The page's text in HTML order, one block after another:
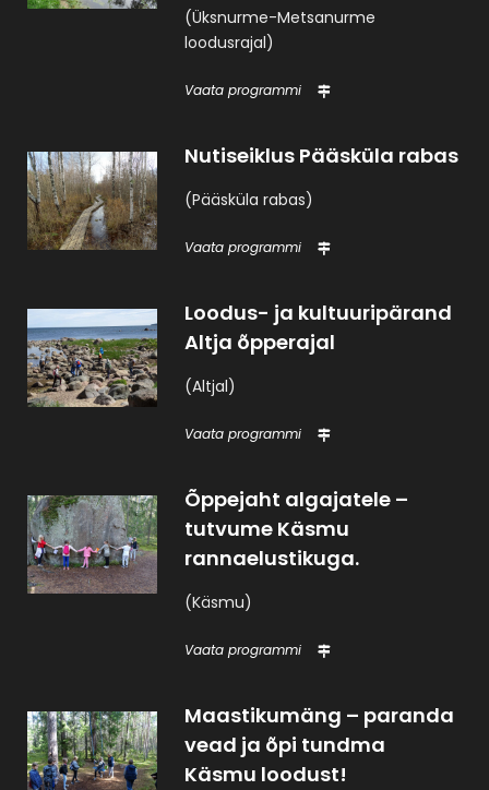
(Üksnurme-Metsanurme
loodusrajal)
Vaata programmi
Nutiseiklus Pääsküla rabas
(Pääsküla rabas)
Vaata programmi
Loodus- ja kultuuripärand
Altja õpperajal
(Altjal)
Vaata programmi
Õppejaht algajatele –
tutvume Käsmu
rannaelustikuga.
(Käsmu)
Vaata programmi
Maastikumäng – paranda
vead ja õpi tundma
Käsmu loodust!